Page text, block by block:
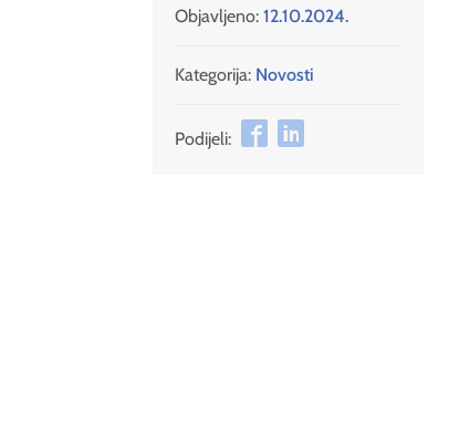
Objavljeno: 12.10.2024.
Kategorija: Novosti
Podijeli: